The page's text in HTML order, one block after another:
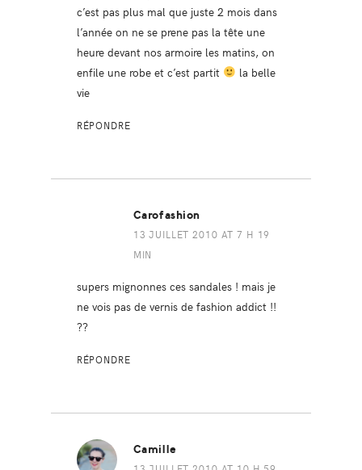
c’est pas plus mal que juste 2 mois dans
l’année on ne se prene pas la tête une
heure devant nos armoire les matins, on
enfile une robe et c’est partit
la belle
vie
RÉPONDRE
Carofashion
13 JUILLET 2010 AT 7 H 19
MIN
supers mignonnes ces sandales ! mais je
ne vois pas de vernis de fashion addict !!
??
RÉPONDRE
Camille